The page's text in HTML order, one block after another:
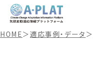
HOME＞適応事例・データ ＞